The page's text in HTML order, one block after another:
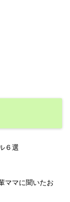
６選
ママに聞いたお